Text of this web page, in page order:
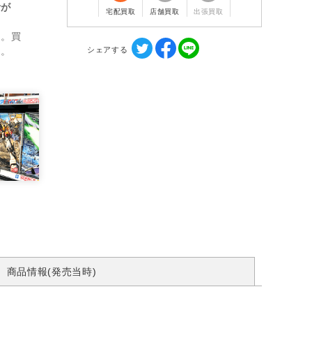
買
宅配買取 店舗買取 出張買取
シェアする
商品情報(発売当時)